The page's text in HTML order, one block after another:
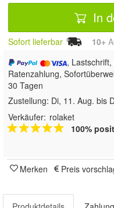
In
Sofort lieferbar 10+
,
Ratenzahlung,
30 Tagen
Zustellung: Di, 11. Aug. bis
Verkäufer: rolaket
100%
Merken Preis